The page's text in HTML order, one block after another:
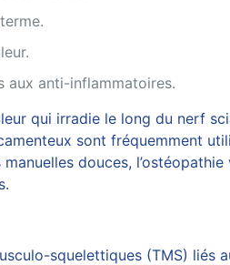
aux anti-inflammatoires.
qui irradie le long du nerf
sont fréquemment
douces,
squelettiques (TMS) liés